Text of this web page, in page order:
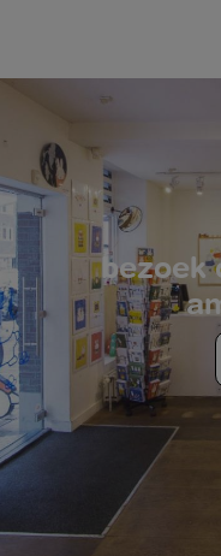
bezoek